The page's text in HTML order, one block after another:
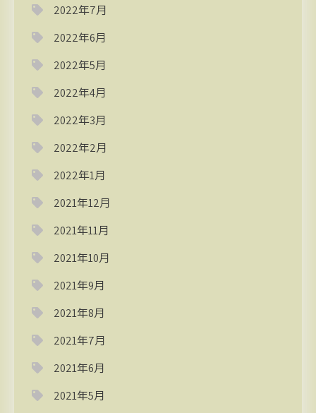
2022年7月
2022年6月
2022年5月
2022年4月
2022年3月
2022年2月
2022年1月
2021年12月
2021年11月
2021年10月
2021年9月
2021年8月
2021年7月
2021年6月
2021年5月